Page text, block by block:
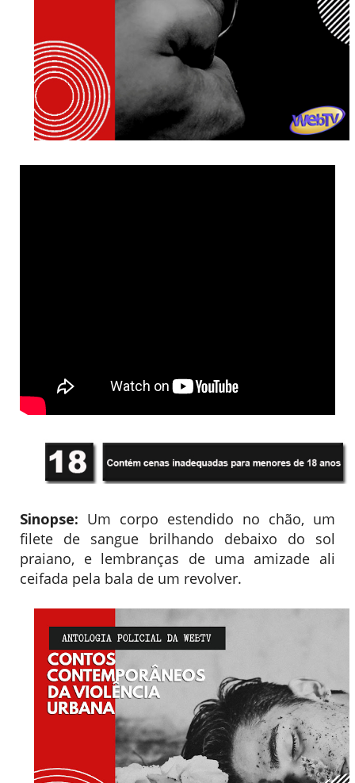
Sinopse: Um corpo estendido no chão, um
filete de sangue brilhando debaixo do sol
praiano, e lembranças de uma amizade ali
ceifada pela bala de um revolver.